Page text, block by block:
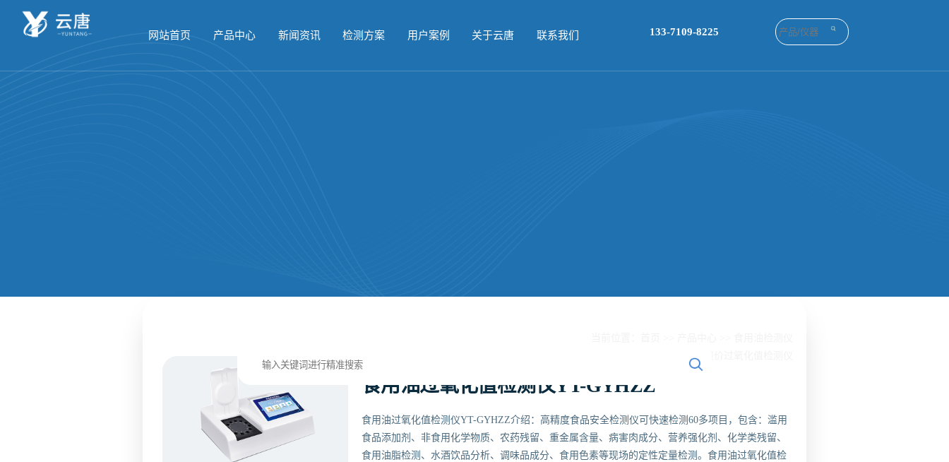
网站首页 产品中心 新闻资讯 检测方案 用户案例 关于云唐 联系我们 133-7109-8225
>>
食用油过氧化值检测仪YT-GYHZZ
食用油过氧化值检测仪YT-GYHZZ介绍：高精度食品安全检测仪可快速检测60多项目，包含：滥用
食品添加剂、非食用化学物质、农药残留、重金属含量、病害肉成分、营养强化剂、化学类残留、
食用油脂检测、水酒饮品分析、调味品成分、食用色素等现场的定性定量检测。食用油过氧化值检